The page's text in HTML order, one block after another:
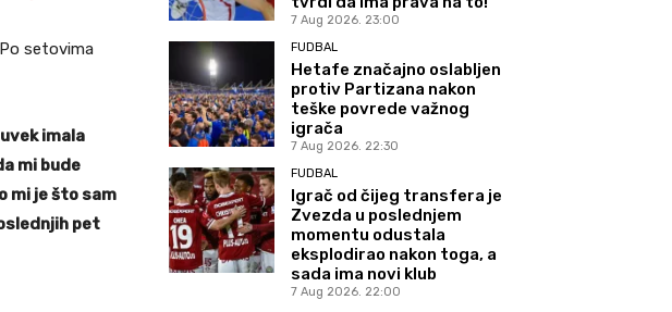
setovima
imala
mi bude
mi je što sam
pet
7 Aug 2026. 23:00
FUDBAL
Hetafe značajno oslabljen
protiv Partizana nakon
teške povrede važnog
igrača
7 Aug 2026. 22:30
FUDBAL
Igrač od čijeg transfera je
Zvezda u poslednjem
momentu odustala
eksplodirao nakon toga, a
sada ima novi klub
7 Aug 2026. 22:00